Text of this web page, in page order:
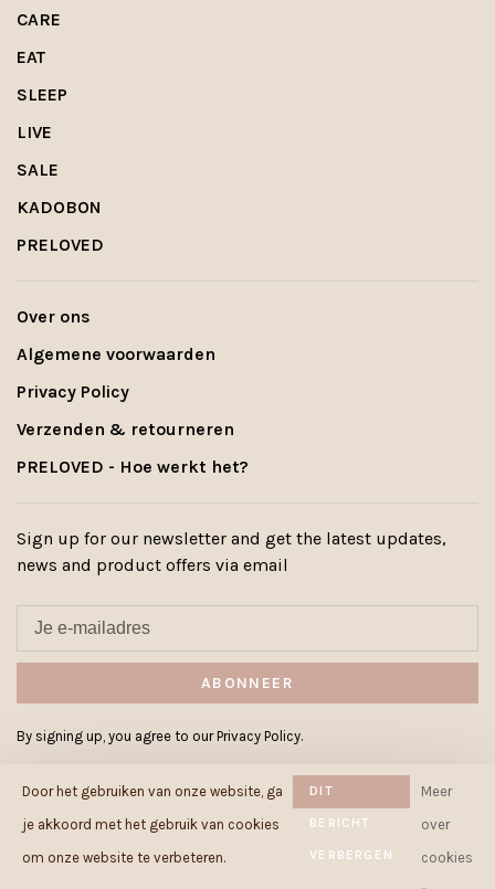
CARE
EAT
SLEEP
LIVE
SALE
KADOBON
PRELOVED
Over ons
Algemene voorwaarden
Privacy Policy
Verzenden & retourneren
PRELOVED - Hoe werkt het?
Sign up for our newsletter and get the latest updates,
news and product offers via email
ABONNEER
By signing up, you agree to our Privacy Policy.
© Copyright 2026 Cowcow.be-
Door het gebruiken van onze website, ga
je akkoord met het gebruik van cookies
om onze website te verbeteren.
DIT
BERICHT
VERBERGEN
Meer
over
cookies